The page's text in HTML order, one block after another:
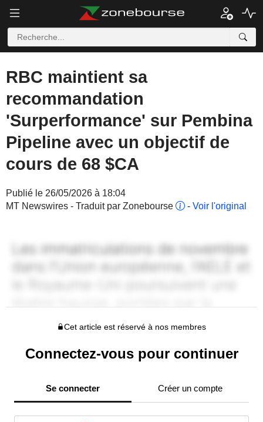
RBC maintient sa
recommandation
'Surperformance' sur Pembina
Pipeline avec un objectif de
cours de 68 $CA
Publié le 26/05/2026 à 18:04
MT Newswires - Traduit par Zonebourse
- Voir l'original
Cet article est réservé à nos membres
Connectez-vous pour continuer
Se connecter Créer un compte